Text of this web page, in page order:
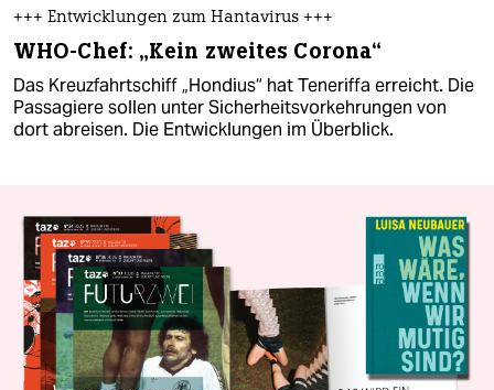
+++ Entwicklungen zum Hantavirus +++
WHO-Chef: „Kein zweites Corona“
Das Kreuzfahrtschiff „Hondius“ hat Teneriffa erreicht. Die
Passagiere sollen unter Sicherheitsvorkehrungen von
dort abreisen. Die Entwicklungen im Überblick.